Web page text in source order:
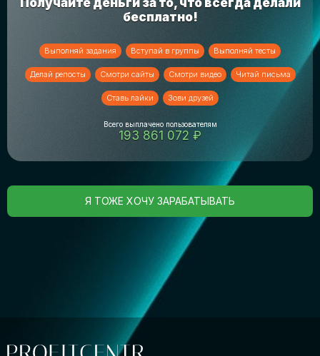
Получайте деньги за то, что всегда делали
бесплатно!
Выполняй задания Вступай в группы Выполняй тесты
Делай репосты Смотри сайты Смотри видео Читай письма
Ставь лайки Зови друзей
Всего выплачено пользователям
193 861 072 ₽
Я ТОЖЕ ХОЧУ ЗАРАБАТЫВАТЬ